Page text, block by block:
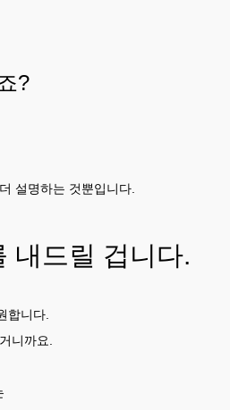
?
설명하는 것뿐입니다.
내드릴 겁니다.
합니다.
니까요.